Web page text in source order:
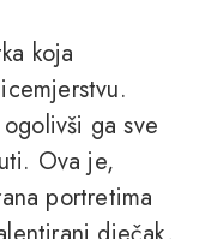
koja
ga sve
Ova je,
portretima